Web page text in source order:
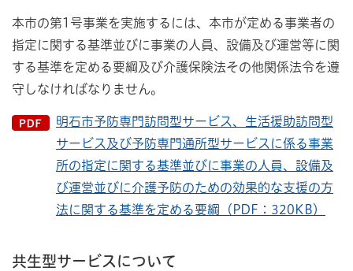
本市の第1号事業を実施するには、本市が定める事業者の
指定に関する基準並びに事業の人員、設備及び運営等に関
する基準を定める要綱及び介護保険法その他関係法令を遵
守しなければなりません。
明石市予防専門訪問型サービス、生活援助訪問型
サービス及び予防専門通所型サービスに係る事業
所の指定に関する基準並びに事業の人員、設備及
び運営並びに介護予防のための効果的な支援の方
法に関する基準を定める要綱（PDF：320KB）
共生型サービスについて